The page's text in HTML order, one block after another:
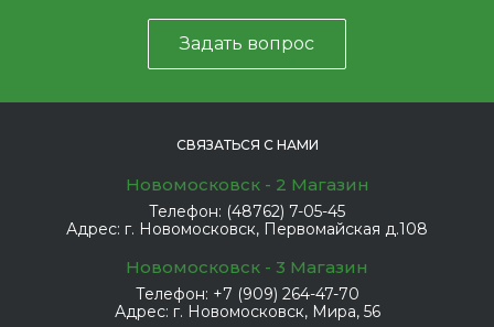
Задать вопрос
СВЯЗАТЬСЯ С НАМИ
Новомосковск - 2 Магазин
Телефон: (48762) 7-05-45
Адрес: г. Новомосковск, Первомайская д.108
Новомосковск - 3 Магазин
Телефон: +7 (909) 264-47-70
Адрес: г. Новомосковск, Мира, 56